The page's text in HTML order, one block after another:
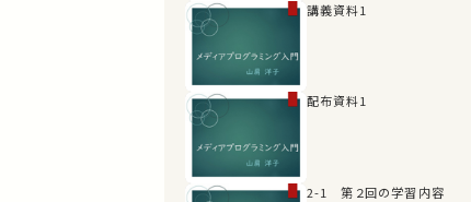
講義資料1
配布資料1
2-1 第２回の学習内容